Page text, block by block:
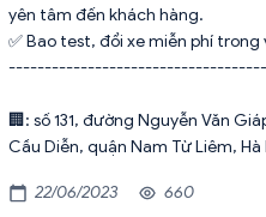
yên tâm đến khách hàng.
✅ Bao test, đổi xe miễn phí trong
🏢: số 131, đường Nguyễn Văn
Cầu Diễn, quận Nam Từ Liêm, Hà
22/06/2023 660